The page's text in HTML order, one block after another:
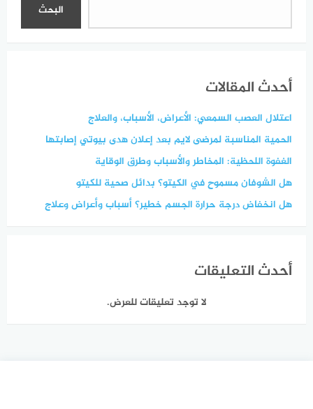
البحث
أحدث المقالات
اعتلال العصب السمعي: الأعراض، الأسباب، والعلاج
الحمية المناسبة لمرضى لايم بعد إعلان هدى بيوتي إصابتها
الغفوة اللحظية: المخاطر والأسباب وطرق الوقاية
هل الشوفان مسموح في الكيتو؟ بدائل صحية للكيتو
هل انخفاض درجة حرارة الجسم خطير؟ أسباب وأعراض وعلاج
أحدث التعليقات
لا توجد تعليقات للعرض.